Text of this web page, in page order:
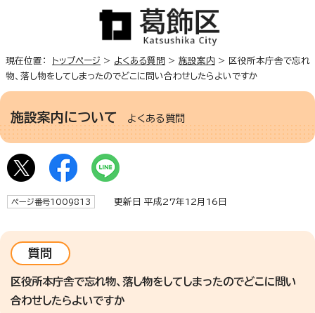
現在位置： トップページ > よくある質問 > 施設案内 > 区役所本庁舎で忘れ
物、落し物をしてしまったのでどこに問い合わせしたらよいですか
施設案内について よくある質問
ページ番号1009813 更新日 平成27年12月16日
質問
区役所本庁舎で忘れ物、落し物をしてしまったのでどこに問い
合わせしたらよいですか